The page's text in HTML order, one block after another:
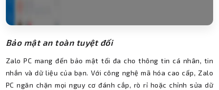
Bảo mật an toàn tuyệt đối
Zalo PC mang đến bảo mật tối đa cho thông tin cá nhân, tin
nhắn và dữ liệu của bạn. Với công nghệ mã hóa cao cấp, Zalo
PC ngăn chặn mọi nguy cơ đánh cắp, rò rỉ hoặc chỉnh sửa dữ